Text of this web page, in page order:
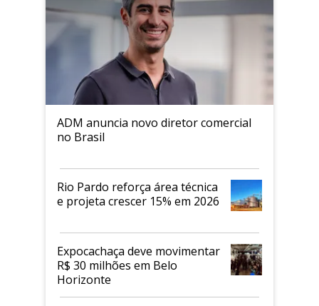
ADM anuncia novo diretor comercial
no Brasil
Rio Pardo reforça área técnica
e projeta crescer 15% em 2026
Expocachaça deve movimentar
R$ 30 milhões em Belo
Horizonte